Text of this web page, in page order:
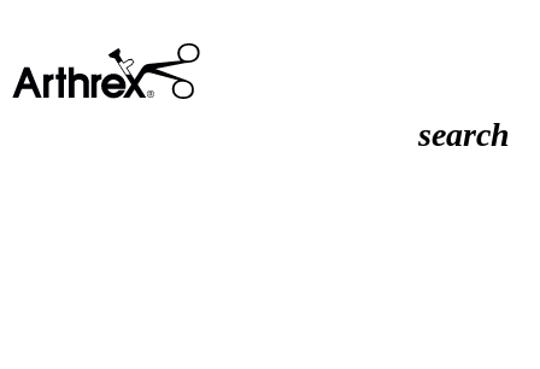
search